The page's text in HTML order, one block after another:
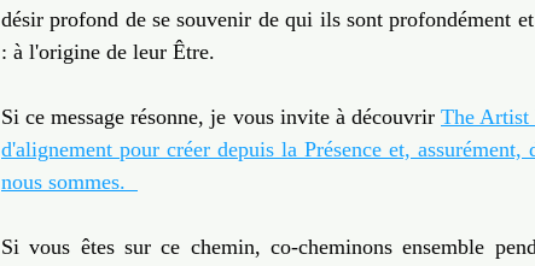
désir profond de se souvenir de qui ils sont profondément
: à l'origine de leur Être.
Si ce message résonne, je vous invite à découvrir The Artist
d'alignement pour créer depuis la Présence et,
nous sommes.
Si vous êtes sur ce chemin, co-cheminons ensemble